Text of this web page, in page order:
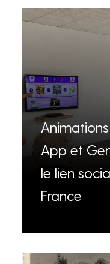
App et
le lien
France